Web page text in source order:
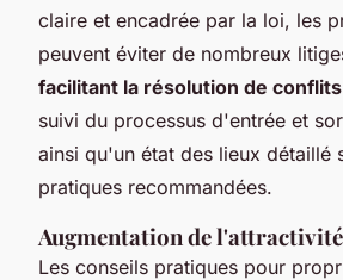
claire et encadrée par la loi, les
peuvent éviter de nombreux
facilitant la résolution de
suivi du processus d'entrée et
ainsi qu'un état des lieux détaillé
pratiques recommandées.
Augmentation de l'attractivité
Les conseils pratiques pour